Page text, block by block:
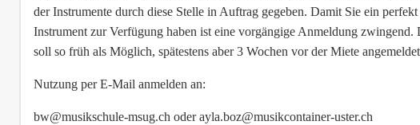
der Instrumente durch diese Stelle in Auftrag gegeben. Damit Sie ein perfekt
Instrument zur Verfügung haben ist eine vorgängige Anmeldung zwingend.
soll so früh als Möglich, spätestens aber 3 Wochen vor der Miete
Nutzung per E-Mail anmelden an:
bw@musikschule-msug.ch oder ayla.boz@musikcontainer-uster.ch